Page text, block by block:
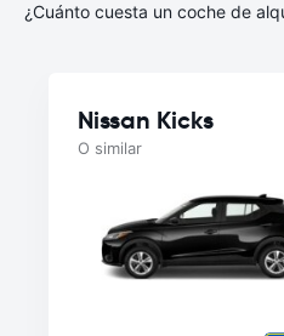
¿Cuánto cuesta un coche de
Nissan Kicks
O similar